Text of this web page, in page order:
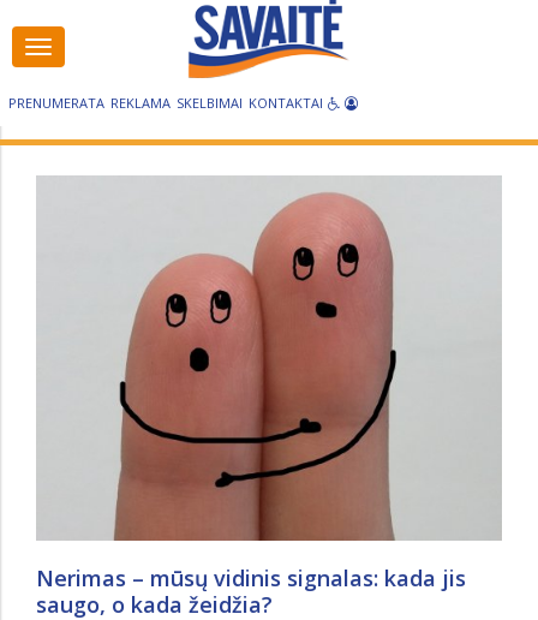
PRENUMERATA REKLAMA SKELBIMAI KONTAKTAI
Visos
kategorijos
Nerimas – mūsų vidinis signalas: kada jis
saugo, o kada žeidžia?